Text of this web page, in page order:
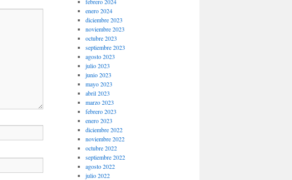
enero 2024
diciembre 2023
noviembre 2023
octubre 2023
septiembre 2023
agosto 2023
julio 2023
junio 2023
mayo 2023
abril 2023
marzo 2023
febrero 2023
enero 2023
diciembre 2022
noviembre 2022
octubre 2022
septiembre 2022
agosto 2022
julio 2022